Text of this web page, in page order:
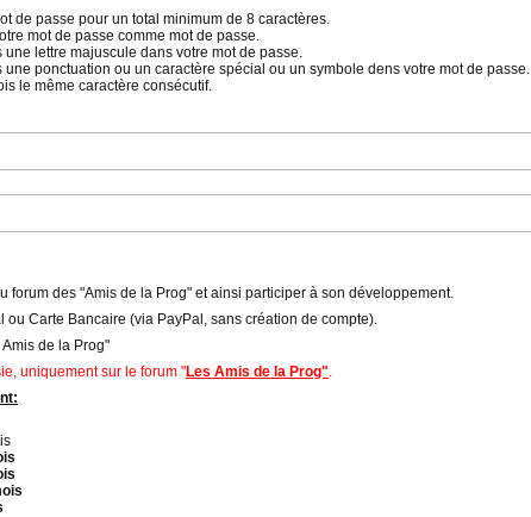
de passe pour un total minimum de 8 caractères.
mot de passe comme mot de passe.
lettre majuscule dans votre mot de passe.
ponctuation ou un caractère spécial ou un symbole dens votre mot de passe.
le même caractère consécutif.
forum des "Amis de la Prog" et ainsi participer à son développement.
ou Carte Bancaire (via PayPal, sans création de compte).
de la Prog"
uniquement sur le forum "Les Amis de la Prog".